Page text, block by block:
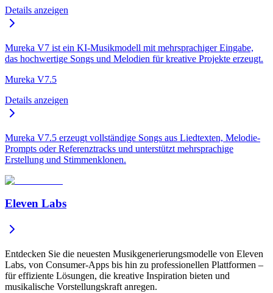
Details anzeigen
Mureka V7 ist ein KI-Musikmodell mit mehrsprachiger Eingabe,
das hochwertige Songs und Melodien für kreative Projekte erzeugt.
Mureka V7.5
Details anzeigen
Mureka V7.5 erzeugt vollständige Songs aus Liedtexten, Melodie-
Prompts oder Referenztracks und unterstützt mehrsprachige
Erstellung und Stimmenklonen.
Eleven Labs
Entdecken Sie die neuesten Musikgenerierungsmodelle von Eleven
Labs, von Consumer-Apps bis hin zu professionellen Plattformen –
für effiziente Lösungen, die kreative Inspiration bieten und
musikalische Vorstellungskraft anregen.